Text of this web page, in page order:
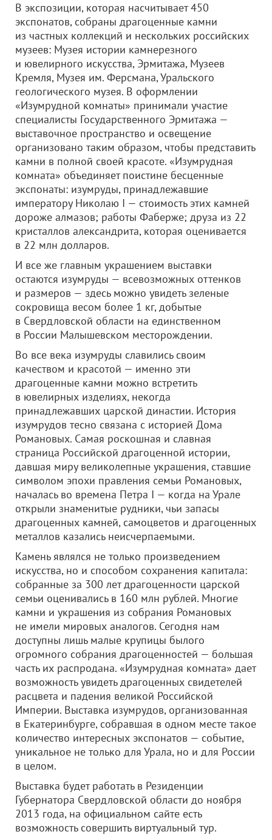
В экспозиции, которая насчитывает 450
экспонатов, собраны драгоценные камни
из частных коллекций и нескольких российских
музеев: Музея истории камнерезного
и ювелирного искусства, Эрмитажа, Музеев
Кремля, Музея им. Ферсмана, Уральского
геологического музея. В оформлении
«Изумрудной комнаты» принимали участие
специалисты Государственного Эрмитажа —
выставочное пространство и освещение
организовано таким образом, чтобы представить
камни в полной своей красоте. «Изумрудная
комната» объединяет поистине бесценные
экспонаты: изумруды, принадлежавшие
императору Николаю I — стоимость этих камней
дороже алмазов; работы Фаберже; друза из 22
кристаллов александрита, которая оценивается
в 22 млн долларов.
И все же главным украшением выставки
остаются изумруды — всевозможных оттенков
и размеров — здесь можно увидеть зеленые
сокровища весом более 1 кг, добытые
в Свердловской области на единственном
в России Малышевском месторождении.
Во все века изумруды славились своим
качеством и красотой — именно эти
драгоценные камни можно встретить
в ювелирных изделиях, некогда
принадлежавших царской династии. История
изумрудов тесно связана с историей Дома
Романовых. Самая роскошная и славная
страница Российской драгоценной истории,
давшая миру великолепные украшения, ставшие
символом эпохи правления семьи Романовых,
началась во времена Петра I — когда на Урале
открыли знаменитые рудники, чьи запасы
драгоценных камней, самоцветов и драгоценных
металлов казались неисчерпаемыми.
Камень являлся не только произведением
искусства, но и способом сохранения капитала:
собранные за 300 лет драгоценности царской
семьи оценивались в 160 млн рублей. Многие
камни и украшения из собрания Романовых
не имели мировых аналогов. Сегодня нам
доступны лишь малые крупицы былого
огромного собрания драгоценностей — большая
часть их распродана. «Изумрудная комната» дает
возможность увидеть драгоценных свидетелей
расцвета и падения великой Российской
Империи. Выставка изумрудов, организованная
в Екатеринбурге, собравшая в одном месте такое
количество интересных экспонатов — событие,
уникальное не только для Урала, но и для России
в целом.
Выставка будет работать в Резиденции
Губернатора Свердловской области до ноября
2013 года, на официальном сайте есть
возможность совершить виртуальный тур.